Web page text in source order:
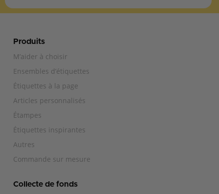
Produits
M’aider à choisir
Ensembles d’étiquettes
Étiquettes à la page
Articles personnalisés
Étampes
Étiquettes inspirantes
Autres
Commande sur mesure
Collecte de fonds